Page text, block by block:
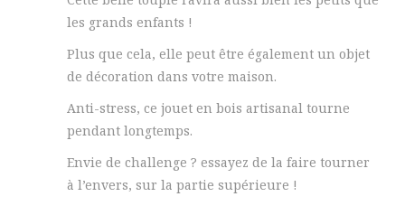
les grands enfants !
Plus que cela, elle peut être également un objet
de décoration dans votre maison.
Anti-stress, ce jouet en bois artisanal tourne
pendant longtemps.
Envie de challenge ? essayez de la faire tourner
à l’envers, sur la partie supérieure !